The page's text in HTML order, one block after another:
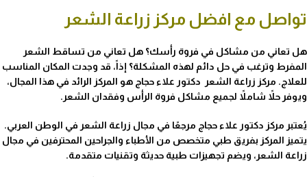
تواصل مع افضل مركز زراعة الشعر
هل تعاني من مشاكل في فروة رأسك؟ هل تعاني من تساقط الشعر
المفرط وترغب في حل دائم لهذه المشكلة؟ إذاً، قد وجدت المكان المناسب
للعلاج. مركز زراعة الشعر دكتور علاء حجاج هو المركز الرائد في هذا المجال،
ويوفر حلاً شاملاً لجميع مشاكل فروة الرأس وفقدان الشعر.
يُعتبر مركز دكتور علاء حجاج مرجعًا في مجال زراعة الشعر في الوطن العربي.
يتميز المركز بفريق طبي متخصص من الأطباء والجراحين المحترفين في مجال
زراعة الشعر، ويضم تجهيزات طبية حديثة وتقنيات متقدمة.